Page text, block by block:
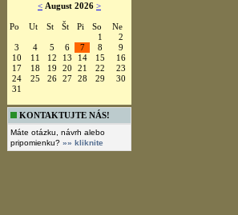
< August 2026 >
Po Ut St Št Pi So
Ne
1
2
3
4 5 6 7 8
9
10
11 12 13 14 15
16
17
18 19 20 21 22
23
24
25 26 27 28 29
30
31
KONTAKTUJTE NÁS!
Máte otázku, návrh alebo
pripomienku? »» kliknite